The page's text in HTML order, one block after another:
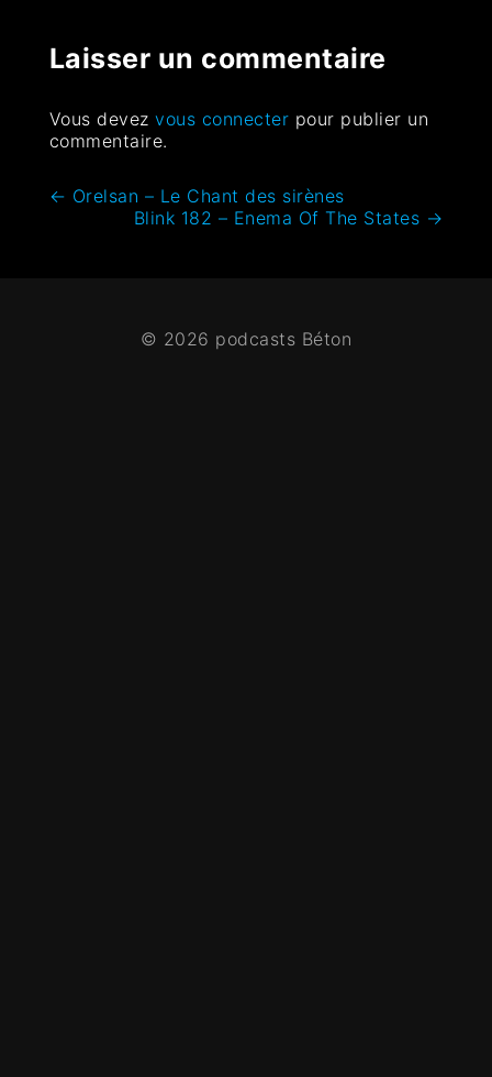
Laisser un commentaire
Vous devezvous connecter pour publier un
commentaire.
← Orelsan – Le Chant des sirènes
Blink 182 – Enema Of The States →
© 2026 podcasts Béton